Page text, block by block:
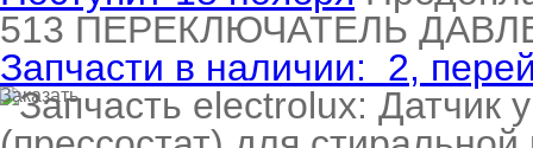
513 ПЕРЕКЛЮЧАТЕЛЬ
Запчасти в наличии:
2,
Заказать